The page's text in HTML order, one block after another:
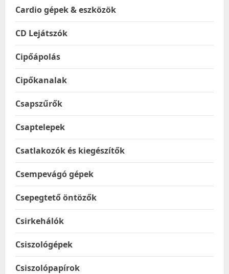
Cardio gépek & eszközök
CD Lejátszók
Cipőápolás
Cipőkanalak
Csapszűrők
Csaptelepek
Csatlakozók és kiegészítők
Csempevágó gépek
Csepegtető öntözők
Csirkehálók
Csiszológépek
Csiszolópapírok